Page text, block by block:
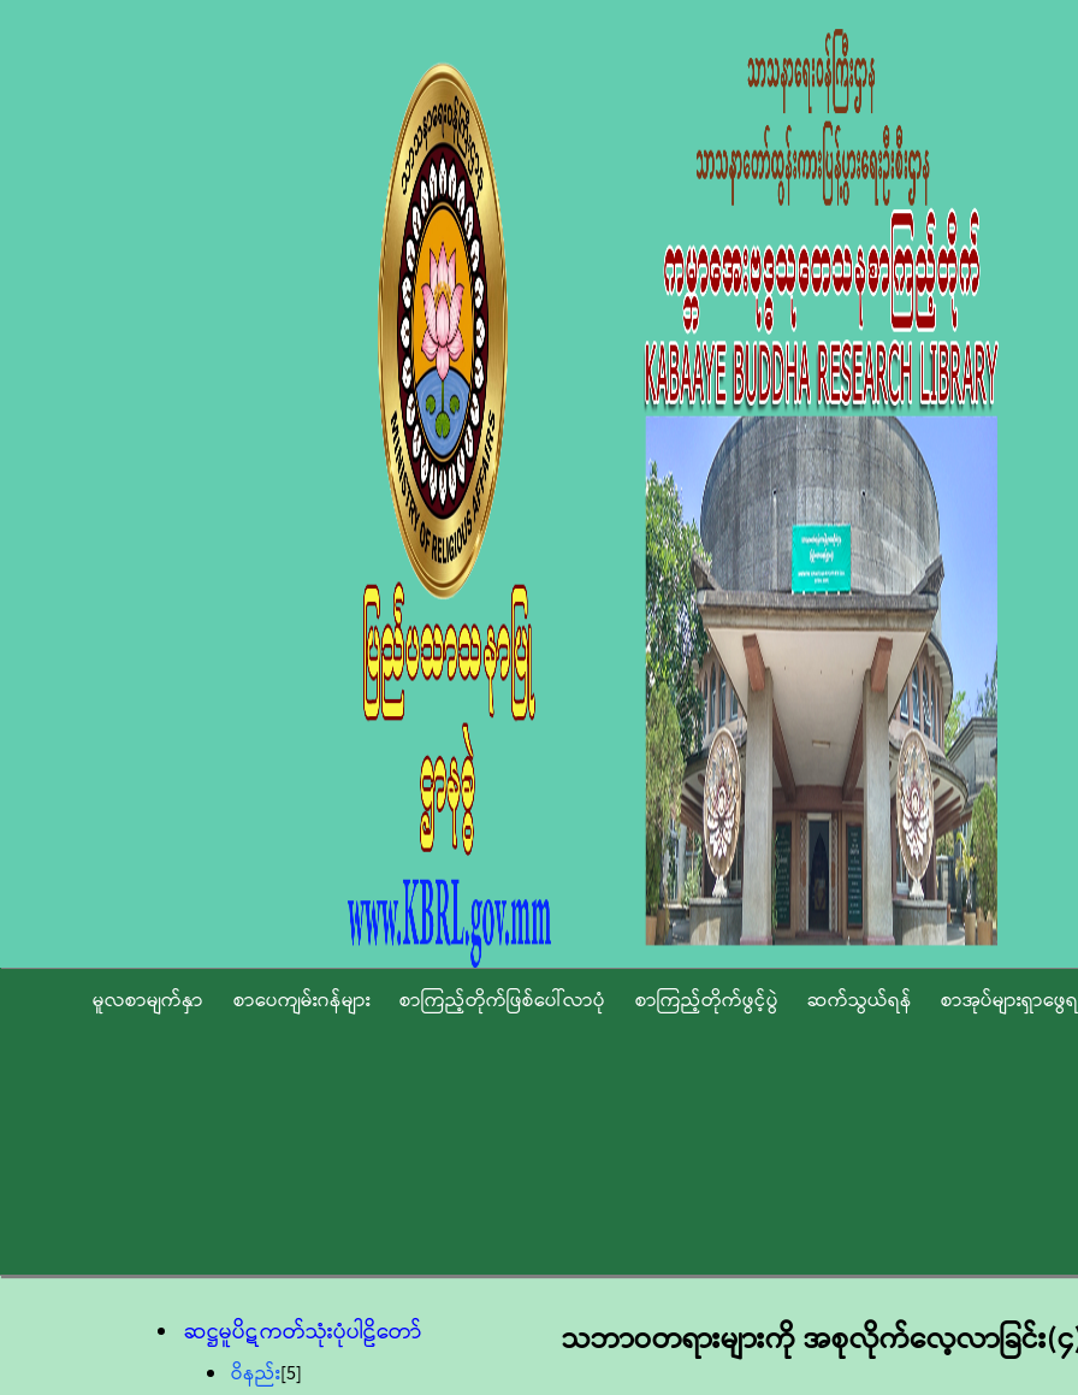
မူလစာမျက်နှာ စာပေကျမ်းဂန်များ စာကြည့်တိုက်ဖြစ်ပေါ်လာပုံ စာကြည့်တိုက်ဖွင့်ပွဲ ဆက်သွယ်ရန် စာအုပ်များရှာဖွေ
ဆဋ္ဌမူပိဋကတ်သုံးပုံပါဠိတော်
ဝိနည်း[5]
သဘာဝတရားများကို အစုလိုက်လေ့လာခြင်း(